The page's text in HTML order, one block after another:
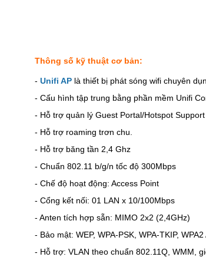
Thông số kỹ thuật cơ bản:
- Unifi AP là thiết bị phát sóng wifi chuyên
- Cấu hình tập trung bằng phần mềm Unifi
- Hỗ trợ quản lý Guest Portal/Hotspot Support
- Hỗ trợ roaming trơn chu.
- Hỗ trợ băng tần 2,4 Ghz
- Chuẩn 802.11 b/g/n tốc độ 300Mbps
- Chế độ hoạt động: Access Point
- Cổng kết nối: 01 LAN x 10/100Mbps
- Anten tích hợp sẵn: MIMO 2x2 (2,4GHz)
- Bảo mật: WEP, WPA-PSK, WPA-TKIP,
- Hỗ trợ: VLAN theo chuẩn 802.11Q, WMM,